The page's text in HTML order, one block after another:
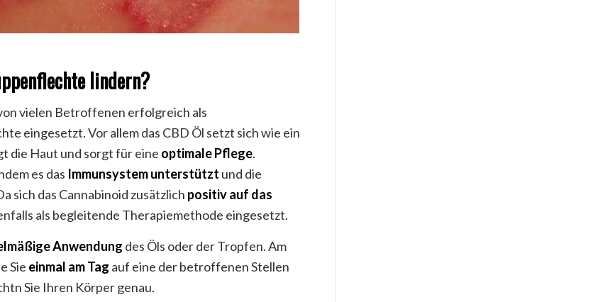
lindern?
vielen Betroffenen erfolgreich als
eingesetzt. Vor allem das CBD Öl setzt sich wie ein
die Haut und sorgt für eine optimale Pflege.
es das Immunsystem unterstützt und die
sich das Cannabinoid zusätzlich positiv auf das
als begleitende Therapiemethode eingesetzt.
Anwendung des Öls oder der Tropfen. Am
Sie einmal am Tag auf eine der betroffenen Stellen
Sie Ihren Körper genau.